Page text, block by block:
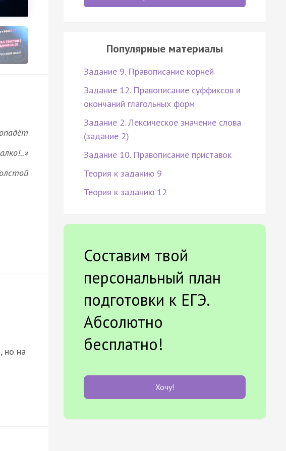
но на
Популярные материалы
Задание 9. Правописание корней
Задание 12. Правописание суффиксов и
окончаний глагольных форм
Задание 2. Лексическое значение слова
(задание 2)
Задание 10. Правописание приставок
Теория к заданию 9
Теория к заданию 12
Составим твой
персональный план
подготовки к ЕГЭ.
Абсолютно
бесплатно!
Хочу!